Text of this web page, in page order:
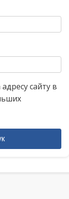
сайту в